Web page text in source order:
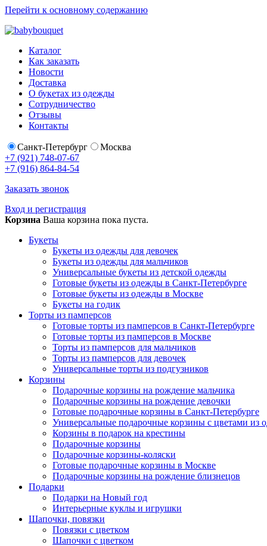
Перейти к основному содержанию
Каталог
Как заказать
Новости
Доставка
О букетах из одежды
Сотрудничество
Отзывы
Контакты
Санкт-Петербург
Москва
+7 (921) 748-07-67
+7 (916) 864-84-54
Заказать звонок
Вход и регистрация
Корзина Ваша корзина пока пуста.
Букеты
Букеты из одежды для девочек
Букеты из одежды для мальчиков
Универсальные букеты из детской одежды
Готовые букеты из одежды в Санкт-Петербурге
Готовые букеты из одежды в Москве
Букеты на годик
Торты из памперсов
Готовые торты из памперсов в Санкт-Петербурге
Готовые торты из памперсов в Москве
Торты из памперсов для мальчиков
Торты из памперсов для девочек
Универсальные торты из подгузников
Корзины
Подарочные корзины на рождение мальчика
Подарочные корзины на рождение девочки
Готовые подарочные корзины в Санкт-Петербурге
Универсальные подарочные корзины с цветами из
Корзины в подарок на крестины
Подарочные корзины
Подарочные корзины-коляски
Готовые подарочные корзины в Москве
Подарочные корзины на рождение близнецов
Подарки
Подарки на Новый год
Интерьерные куклы и игрушки
Шапочки, повязки
Повязки с цветком
Шапочки с цветком